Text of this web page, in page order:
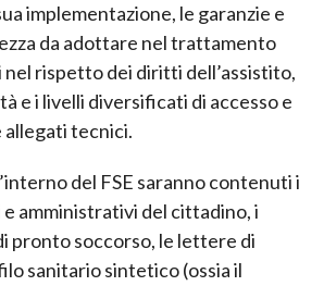
implementazione, le garanzie e
da adottare nel trattamento
nel rispetto dei diritti dell’assistito,
e i livelli diversificati di accesso e
allegati tecnici.
del FSE saranno contenuti i
amministrativi del cittadino, i
pronto soccorso, le lettere di
sanitario sintetico (ossia il